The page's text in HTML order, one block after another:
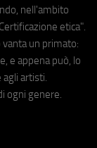
nell'ambito
etica".
vanta un primato:
e appena può, lo
agli artisti.
ogni genere.